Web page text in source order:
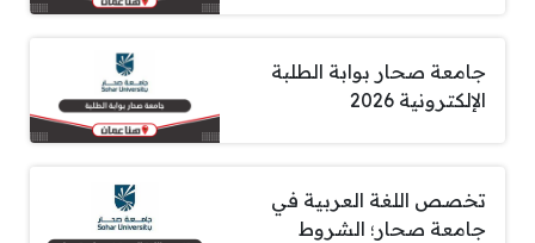
جامعة صحار بوابة الطلبة
الإلكترونية 2026
تخصص اللغة العربية في
جامعة صحار؛ الشروط